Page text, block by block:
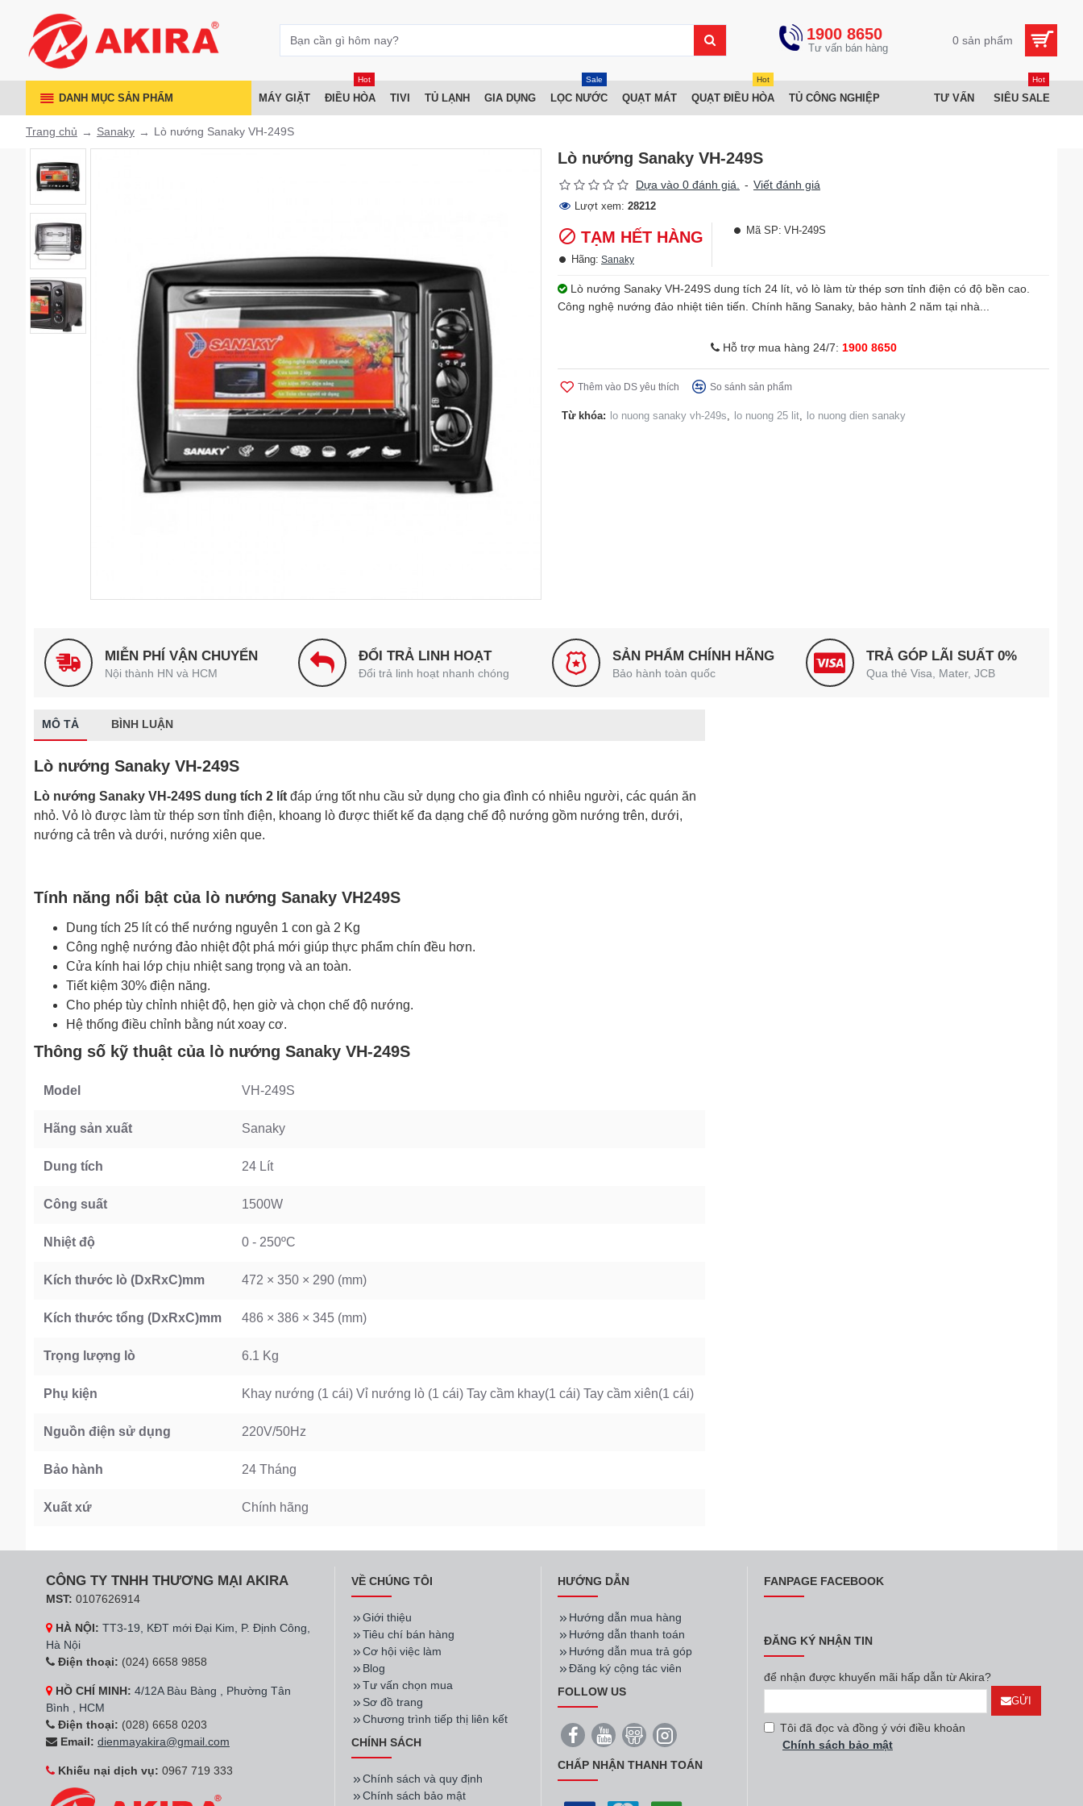
1900 8650 0 sản phẩm
DANH MỤC SẢN PHẨM MÁY GIẶT ĐIỀU HÒA
Hot
TIVI TỦ LẠNH GIA DỤNG LỌC NƯỚC
Sale
QUẠT MÁT QUẠT ĐIỀU HÒA
Hot
TỦ CÔNG NGHIỆP TƯ VẤN SIÊU SALE
Hot
Trang chủ Sanaky Lò nướng Sanaky VH-249S
Lò nướng Sanaky VH-249S
Dựa vào 0 đánh giá. - Viết đánh giá
Lượt xem: 28212
TẠM HẾT HÀNG
Hãng: Sanaky
Mã SP: VH-249S
Lò nướng Sanaky VH-249S dung tích 24 lít, vỏ lò làm từ thép sơn tỉnh điện có độ bền cao.
Công nghệ nướng đảo nhiệt tiên tiến. Chính hãng Sanaky, bảo hành 2 năm tại nhà...
Hỗ trợ mua hàng 24/7: 1900 8650
Thêm vào DS yêu thích So sánh sản phẩm
Từ khóa: lo nuong sanaky vh-249s, lo nuong 25 lit, lo nuong dien sanaky
MIỄN PHÍ VẬN CHUYỂN
Nội thành HN và HCM
ĐỔI TRẢ LINH HOẠT
Đổi trả linh hoạt nhanh chóng
SẢN PHẨM CHÍNH HÃNG
Bảo hành toàn quốc
TRẢ GÓP LÃI SUẤT 0%
Qua thẻ Visa, Mater, JCB
MÔ TẢ BÌNH LUẬN
Lò nướng Sanaky VH-249S
Lò nướng Sanaky VH-249S dung tích 2 lít đáp ứng tốt nhu cầu sử dụng cho gia đình có nhiêu người, các quán ăn
nhỏ. Vỏ lò được làm từ thép sơn tỉnh điện, khoang lò được thiết kế đa dạng chế độ nướng gồm nướng trên, dưới,
nướng cả trên và dưới, nướng xiên que.
Tính năng nổi bật của lò nướng Sanaky VH249S
Dung tích 25 lít có thể nướng nguyên 1 con gà 2 Kg
Công nghệ nướng đảo nhiệt đột phá mới giúp thực phẩm chín đều hơn.
Cửa kính hai lớp chịu nhiệt sang trọng và an toàn.
Tiết kiệm 30% điện năng.
Cho phép tùy chỉnh nhiệt độ, hẹn giờ và chọn chế độ nướng.
Hệ thống điều chỉnh bằng nút xoay cơ.
Thông số kỹ thuật của lò nướng Sanaky VH-249S
Model VH-249S
Hãng sản xuất Sanaky
Dung tích 24 Lít
Công suất 1500W
Nhiệt độ 0 - 250ºC
Kích thước lò (DxRxC)mm 472 × 350 × 290 (mm)
Kích thước tổng (DxRxC)mm 486 × 386 × 345 (mm)
Trọng lượng lò 6.1 Kg
Phụ kiện Khay nướng (1 cái) Vỉ nướng lò (1 cái) Tay cầm khay(1 cái) Tay cầm xiên(1 cái)
Nguồn điện sử dụng 220V/50Hz
Bảo hành 24 Tháng
Xuất xứ Chính hãng
CÔNG TY TNHH THƯƠNG MẠI AKIRA
MST: 0107626914
HÀ NỘI: TT3-19, KĐT mới Đại Kim, P. Định Công,
Hà Nội
Điện thoại: (024) 6658 9858
HỒ CHÍ MINH: 4/12A Bàu Bàng , Phường Tân
Bình , HCM
Điện thoại: (028) 6658 0203
Email: dienmayakira@gmail.com
Khiếu nại dịch vụ: 0967 719 333
VỀ CHÚNG TÔI
Giới thiệu
Tiêu chí bán hàng
Cơ hội việc làm
Blog
Tư vấn chọn mua
Sơ đồ trang
Chương trình tiếp thị liên kết
CHÍNH SÁCH
Chính sách và quy định
Chính sách bảo mật
HƯỚNG DẪN
Hướng dẫn mua hàng
Hướng dẫn thanh toán
Hướng dẫn mua trả góp
Đăng ký cộng tác viên
FOLLOW US
CHẤP NHẬN THANH TOÁN
FANPAGE FACEBOOK
ĐĂNG KÝ NHẬN TIN
để nhận được khuyến mãi hấp dẫn từ Akira?
GỬI
Tôi đã đọc và đồng ý với điều khoản
Chính sách bảo mật